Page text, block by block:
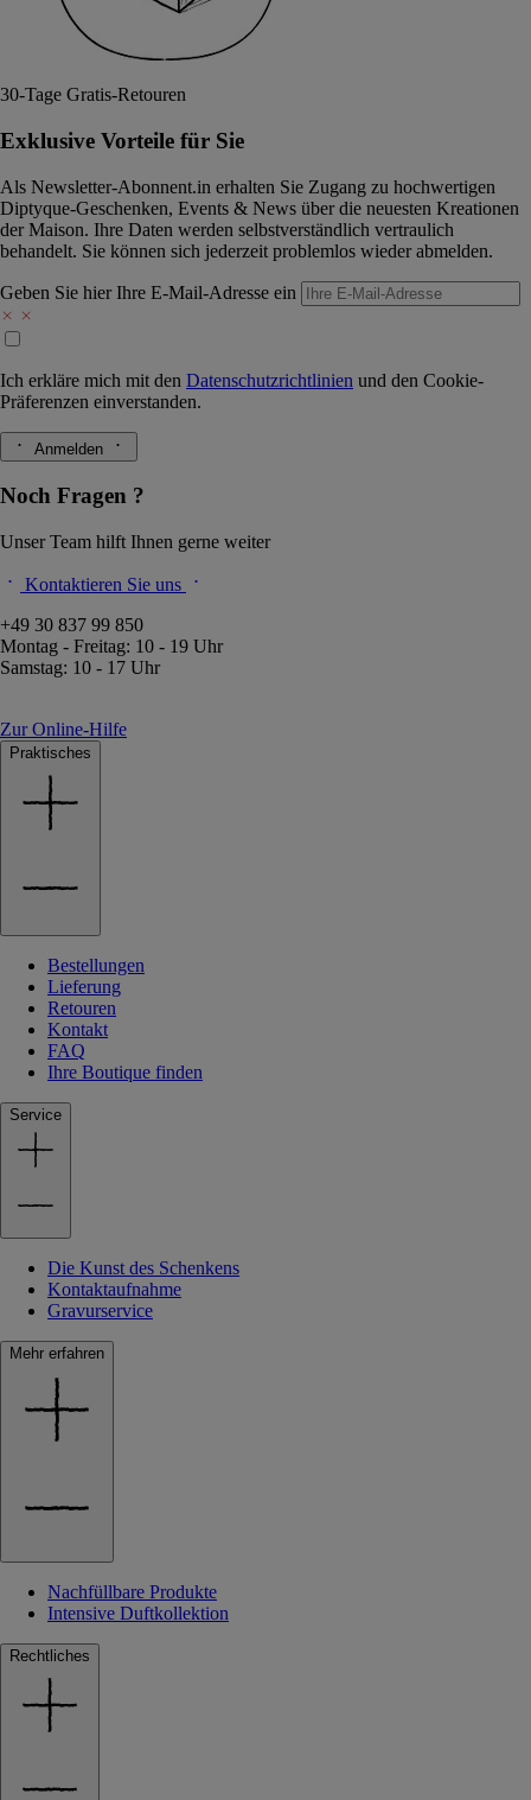
30-Tage Gratis-Retouren
Exklusive Vorteile für Sie
Als Newsletter-Abonnent.in erhalten Sie Zugang zu hochwertigen
Diptyque-Geschenken, Events & News über die neuesten Kreationen
der Maison. Ihre Daten werden selbstverständlich vertraulich
behandelt. Sie können sich jederzeit problemlos wieder abmelden.
Geben Sie hier Ihre E-Mail-Adresse ein
Ich erkläre mich mit den Datenschutzrichtlinien und den Cookie-
Präferenzen einverstanden.
Anmelden
Noch Fragen ?
Unser Team hilft Ihnen gerne weiter
Kontaktieren Sie uns
+49 30 837 99 850
Montag - Freitag: 10 - 19 Uhr
Samstag: 10 - 17 Uhr
Zur Online-Hilfe
Praktisches
Bestellungen
Lieferung
Retouren
Kontakt
FAQ
Ihre Boutique finden
Service
Die Kunst des Schenkens
Kontaktaufnahme
Gravurservice
Mehr erfahren
Nachfüllbare Produkte
Intensive Duftkollektion
Rechtliches